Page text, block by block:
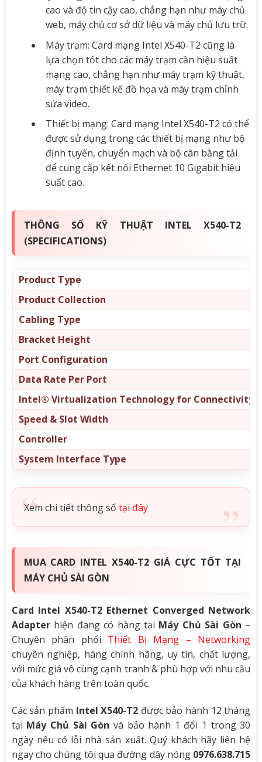
cao và độ tin cậy cao, chẳng hạn như máy chủ
web, máy chủ cơ sở dữ liệu và máy chủ lưu trữ.
Máy trạm: Card mạng Intel X540-T2 cũng là
lựa chọn tốt cho các máy trạm cần hiệu suất
mạng cao, chẳng hạn như máy trạm kỹ thuật,
máy trạm thiết kế đồ họa và máy trạm chỉnh
sửa video.
Thiết bị mạng: Card mạng Intel X540-T2 có thể
được sử dụng trong các thiết bị mạng như bộ
định tuyến, chuyển mạch và bộ cân bằng tải
để cung cấp kết nối Ethernet 10 Gigabit hiệu
suất cao.
THÔNG SỐ KỸ THUẬT INTEL X540-T2
(SPECIFICATIONS)
Product Type
Product Collection
Cabling Type
Bracket Height
Port Configuration
Data Rate Per Port
Intel® Virtualization Technology for Connectivity
Speed & Slot Width
Controller
System Interface Type
Xem chi tiết thông số tại đây
MUA CARD INTEL X540-T2 GIÁ CỰC TỐT TẠI
MÁY CHỦ SÀI GÒN
Card Intel X540-T2 Ethernet Converged Network
Adapterhiện đang có hàng tại Máy Chủ Sài Gòn –
Chuyên phân phối Thiết Bị Mạng – Networking
chuyên nghiệp, hàng chính hãng, uy tín, chất lượng,
với mức giá vô cùng cạnh tranh & phù hợp với nhu cầu
của khách hàng trên toàn quốc.
Các sản phẩm Intel X540-T2 được bảo hành 12 tháng
tại Máy Chủ Sài Gòn và bảo hành 1 đổi 1 trong 30
ngày nếu có lỗi nhà sản xuất. Quý khách hãy liên hệ
ngay cho chúng tôi qua đường dây nóng 0976.638.715